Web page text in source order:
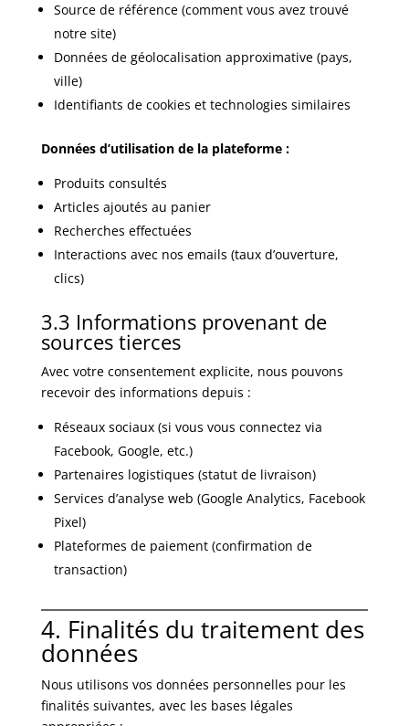
Source de référence (comment vous avez trouvé
notre site)
Données de géolocalisation approximative (pays,
ville)
Identifiants de cookies et technologies similaires
Données d’utilisation de la plateforme :
Produits consultés
Articles ajoutés au panier
Recherches effectuées
Interactions avec nos emails (taux d’ouverture,
clics)
3.3 Informations provenant de
sources tierces
Avec votre consentement explicite, nous pouvons
recevoir des informations depuis :
Réseaux sociaux (si vous vous connectez via
Facebook, Google, etc.)
Partenaires logistiques (statut de livraison)
Services d’analyse web (Google Analytics, Facebook
Pixel)
Plateformes de paiement (confirmation de
transaction)
4. Finalités du traitement des
données
Nous utilisons vos données personnelles pour les
finalités suivantes, avec les bases légales